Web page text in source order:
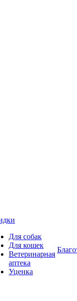
Для собак
Для кошек
Ветеринарная
аптека
Уценка